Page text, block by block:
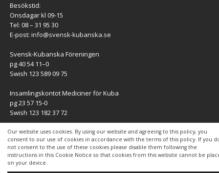
Our website uses cookies. By using our website and agreeing to this policy, you
consent to our use of cookies in accordance with the terms of this policy. If you
not consent to the use of these cookies please disable them following the
instructions in this Cookie Notice so that cookies from this website cannot be
on your device.
Besökstid:
Onsdagar kl 09-15
Tel: 08 – 31 95 30
E-post: info@svensk-kubanska.se
Svensk-Kubanska Föreningen
pg 40 54 11–0
Swish 123 589 09 75
Insamlingskontot Mediciner för Kuba
pg 23 57 15-0
Swish 123 182 37 72
KONTAKT
Kontaktuppgifter